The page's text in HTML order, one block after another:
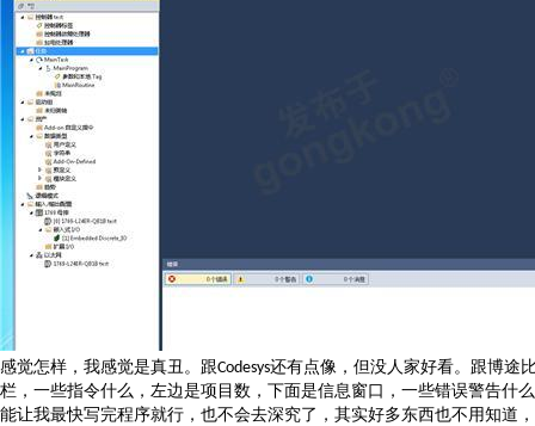
感觉怎样，我感觉是真丑。跟Codesys还有点像，但没人家好看。跟博途
栏，一些指令什么，左边是项目数，下面是信息窗口，一些错误警告什
能让我最快写完程序就行，也不会去深究了，其实好多东西也不用知道